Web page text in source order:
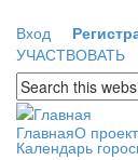
Вход
УЧАСТВОВАТЬ
Форма
ГлавнаяО
Календарь